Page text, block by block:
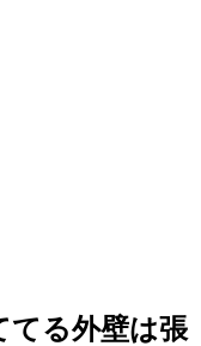
てる外壁は張